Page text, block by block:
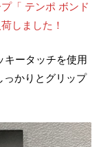
「 テンポ ボンド
しました！
キータッチを使用
っかりとグリップ